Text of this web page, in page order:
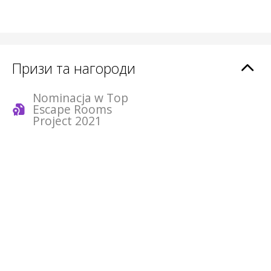
Призи та нагороди
Nominacja w Top
Escape Rooms
Project 2021